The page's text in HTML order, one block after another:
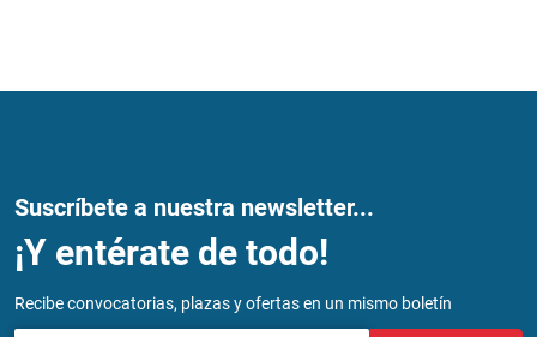
Suscríbete a nuestra newsletter...
¡Y entérate de todo!
Recibe convocatorias, plazas y ofertas en un mismo boletín